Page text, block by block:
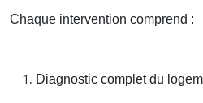
Chaque intervention comprend :
Diagnostic complet du